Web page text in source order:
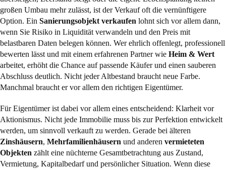
großen Umbau mehr zulässt, ist der Verkauf oft die vernünftigere
Option. Ein Sanierungsobjekt verkaufen lohnt sich vor allem dann,
wenn Sie Risiko in Liquidität verwandeln und den Preis mit
belastbaren Daten belegen können. Wer ehrlich offenlegt, professionell
bewerten lässt und mit einem erfahrenen Partner wie Heim & Wert
arbeitet, erhöht die Chance auf passende Käufer und einen sauberen
Abschluss deutlich. Nicht jeder Altbestand braucht neue Farbe.
Manchmal braucht er vor allem den richtigen Eigentümer.
Für Eigentümer ist dabei vor allem eines entscheidend: Klarheit vor
Aktionismus. Nicht jede Immobilie muss bis zur Perfektion entwickelt
werden, um sinnvoll verkauft zu werden. Gerade bei älteren
Zinshäusern, Mehrfamilienhäusern und anderen vermieteten
Objekten zählt eine nüchterne Gesamtbetrachtung aus Zustand,
Vermietung, Kapitalbedarf und persönlicher Situation. Wenn diese